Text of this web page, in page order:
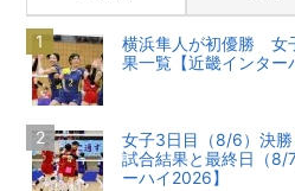
横浜隼人が初優勝 女
果一覧【近畿インター
女子3日目（8/6）決
試合結果と最終日（8/
ーハイ2026】